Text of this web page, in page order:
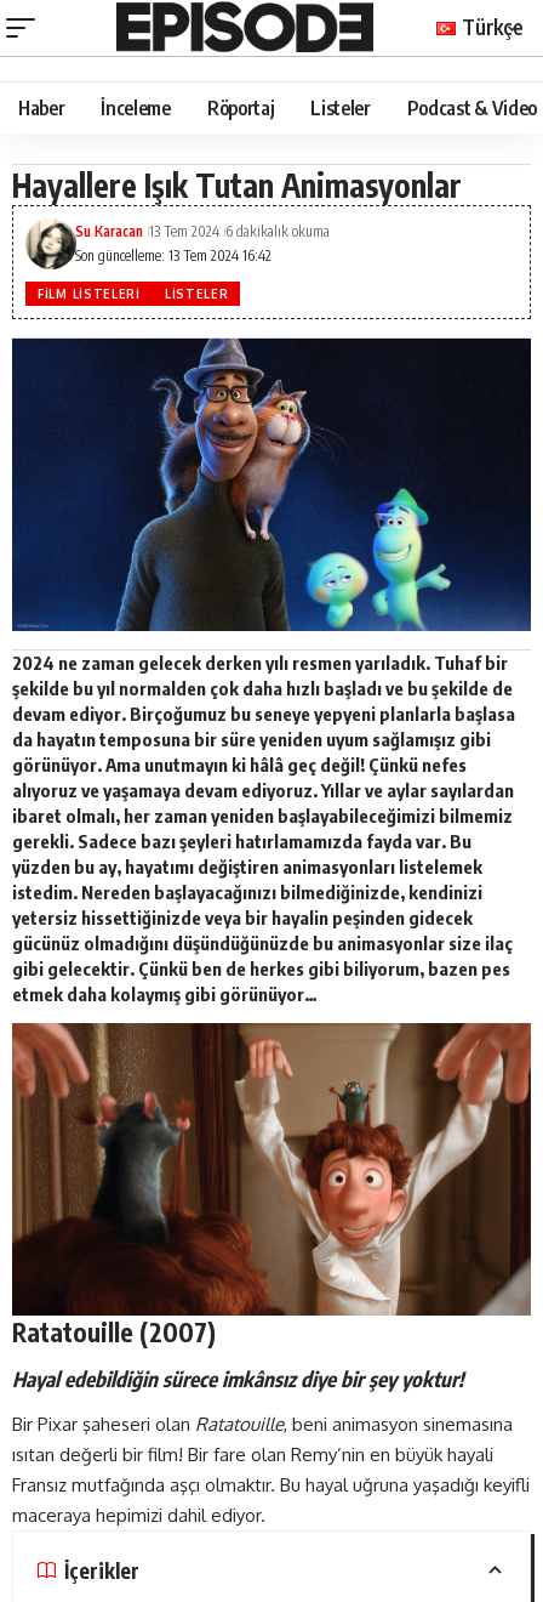
Türkçe
Haber İnceleme Röportaj Listeler Podcast & Video
Hayallere Işık Tutan Animasyonlar
Son güncelleme: 13 Tem 2024 16:42
Su Karacan 13 Tem 2024 6 dakikalık okuma
FILM LISTELERI LISTELER
2024 ne zaman gelecek derken yılı resmen yarıladık. Tuhaf bir
şekilde bu yıl normalden çok daha hızlı başladı ve bu şekilde de
devam ediyor. Birçoğumuz bu seneye yepyeni planlarla başlasa
da hayatın temposuna bir süre yeniden uyum sağlamışız gibi
görünüyor. Ama unutmayın ki hâlâ geç değil! Çünkü nefes
alıyoruz ve yaşamaya devam ediyoruz. Yıllar ve aylar sayılardan
ibaret olmalı, her zaman yeniden başlayabileceğimizi bilmemiz
gerekli. Sadece bazı şeyleri hatırlamamızda fayda var. Bu
yüzden bu ay, hayatımı değiştiren animasyonları listelemek
istedim. Nereden başlayacağınızı bilmediğinizde, kendinizi
yetersiz hissettiğinizde veya bir hayalin peşinden gidecek
gücünüz olmadığını düşündüğünüzde bu animasyonlar size ilaç
gibi gelecektir. Çünkü ben de herkes gibi biliyorum, bazen pes
etmek daha kolaymış gibi görünüyor…
Ratatouille (2007)
Hayal edebildiğin sürece imkânsız diye bir şey yoktur!
Bir Pixar şaheseri olan Ratatouille, beni animasyon sinemasına
ısıtan değerli bir film! Bir fare olan Remy’nin en büyük hayali
Fransız mutfağında aşçı olmaktır. Bu hayal uğruna yaşadığı keyifli
maceraya hepimizi dahil ediyor.
İçerikler